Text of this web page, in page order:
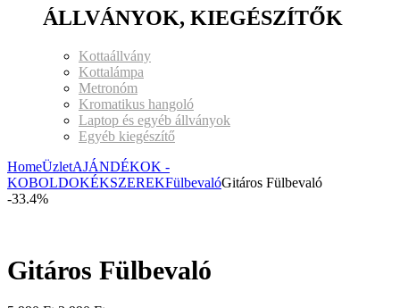
ÁLLVÁNYOK, KIEGÉSZÍTŐK
Kottaállvány
Kottalámpa
Metronóm
Kromatikus hangoló
Laptop és egyéb állványok
Egyéb kiegészítő
HomeÜzletAJÁNDÉKOK -
KOBOLDOKÉKSZEREKFülbevalóGitáros Fülbevaló
-33.4%
Gitáros Fülbevaló